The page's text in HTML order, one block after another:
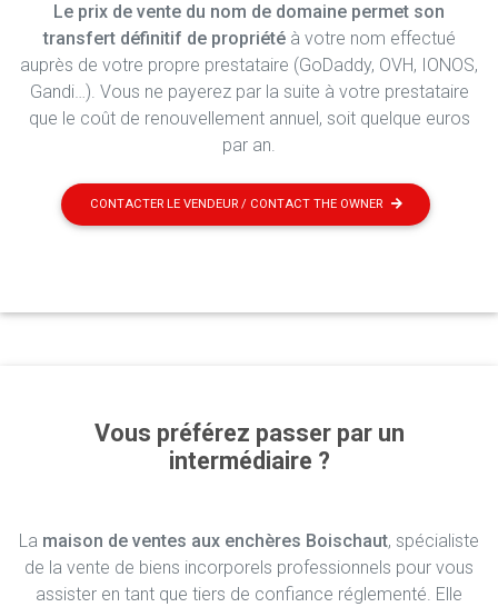
Le prix de vente du nom de domaine permet son
transfert définitif de propriétéà votre nom effectué
auprès de votre propre prestataire (GoDaddy, OVH, IONOS,
Gandi…). Vous ne payerez par la suite à votre prestataire
que le coût de renouvellement annuel, soit quelque euros
par an.
CONTACTER LE VENDEUR / CONTACT THE OWNER
Vous préférez passer par un
intermédiaire ?
La maison de ventes aux enchères Boischaut, spécialiste
de la vente de biens incorporels professionnels pour vous
assister en tant que tiers de confiance réglementé. Elle